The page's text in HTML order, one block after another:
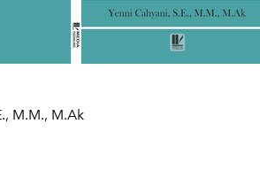
M.M., M.Ak